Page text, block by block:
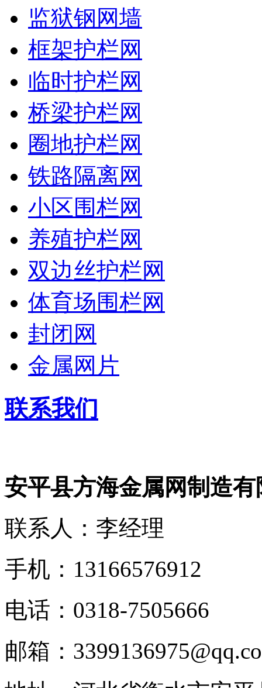
监狱钢网墙
框架护栏网
临时护栏网
桥梁护栏网
圈地护栏网
铁路隔离网
小区围栏网
养殖护栏网
双边丝护栏网
体育场围栏网
封闭网
金属网片
联系我们
安平县方海金属网制造有
联系人：李经理
手机：13166576912
电话：0318-7505666
邮箱：